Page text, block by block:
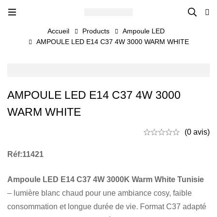
Accueil Products
Ampoule LED
AMPOULE LED E14 C37 4W 3000 WARM WHITE
AMPOULE LED E14 C37 4W 3000
WARM WHITE
(0 avis)
Réf:11421
Ampoule LED E14 C37 4W 3000K Warm White Tunisie
– lumière blanc chaud pour une ambiance cosy, faible
consommation et longue durée de vie. Format C37 adapté